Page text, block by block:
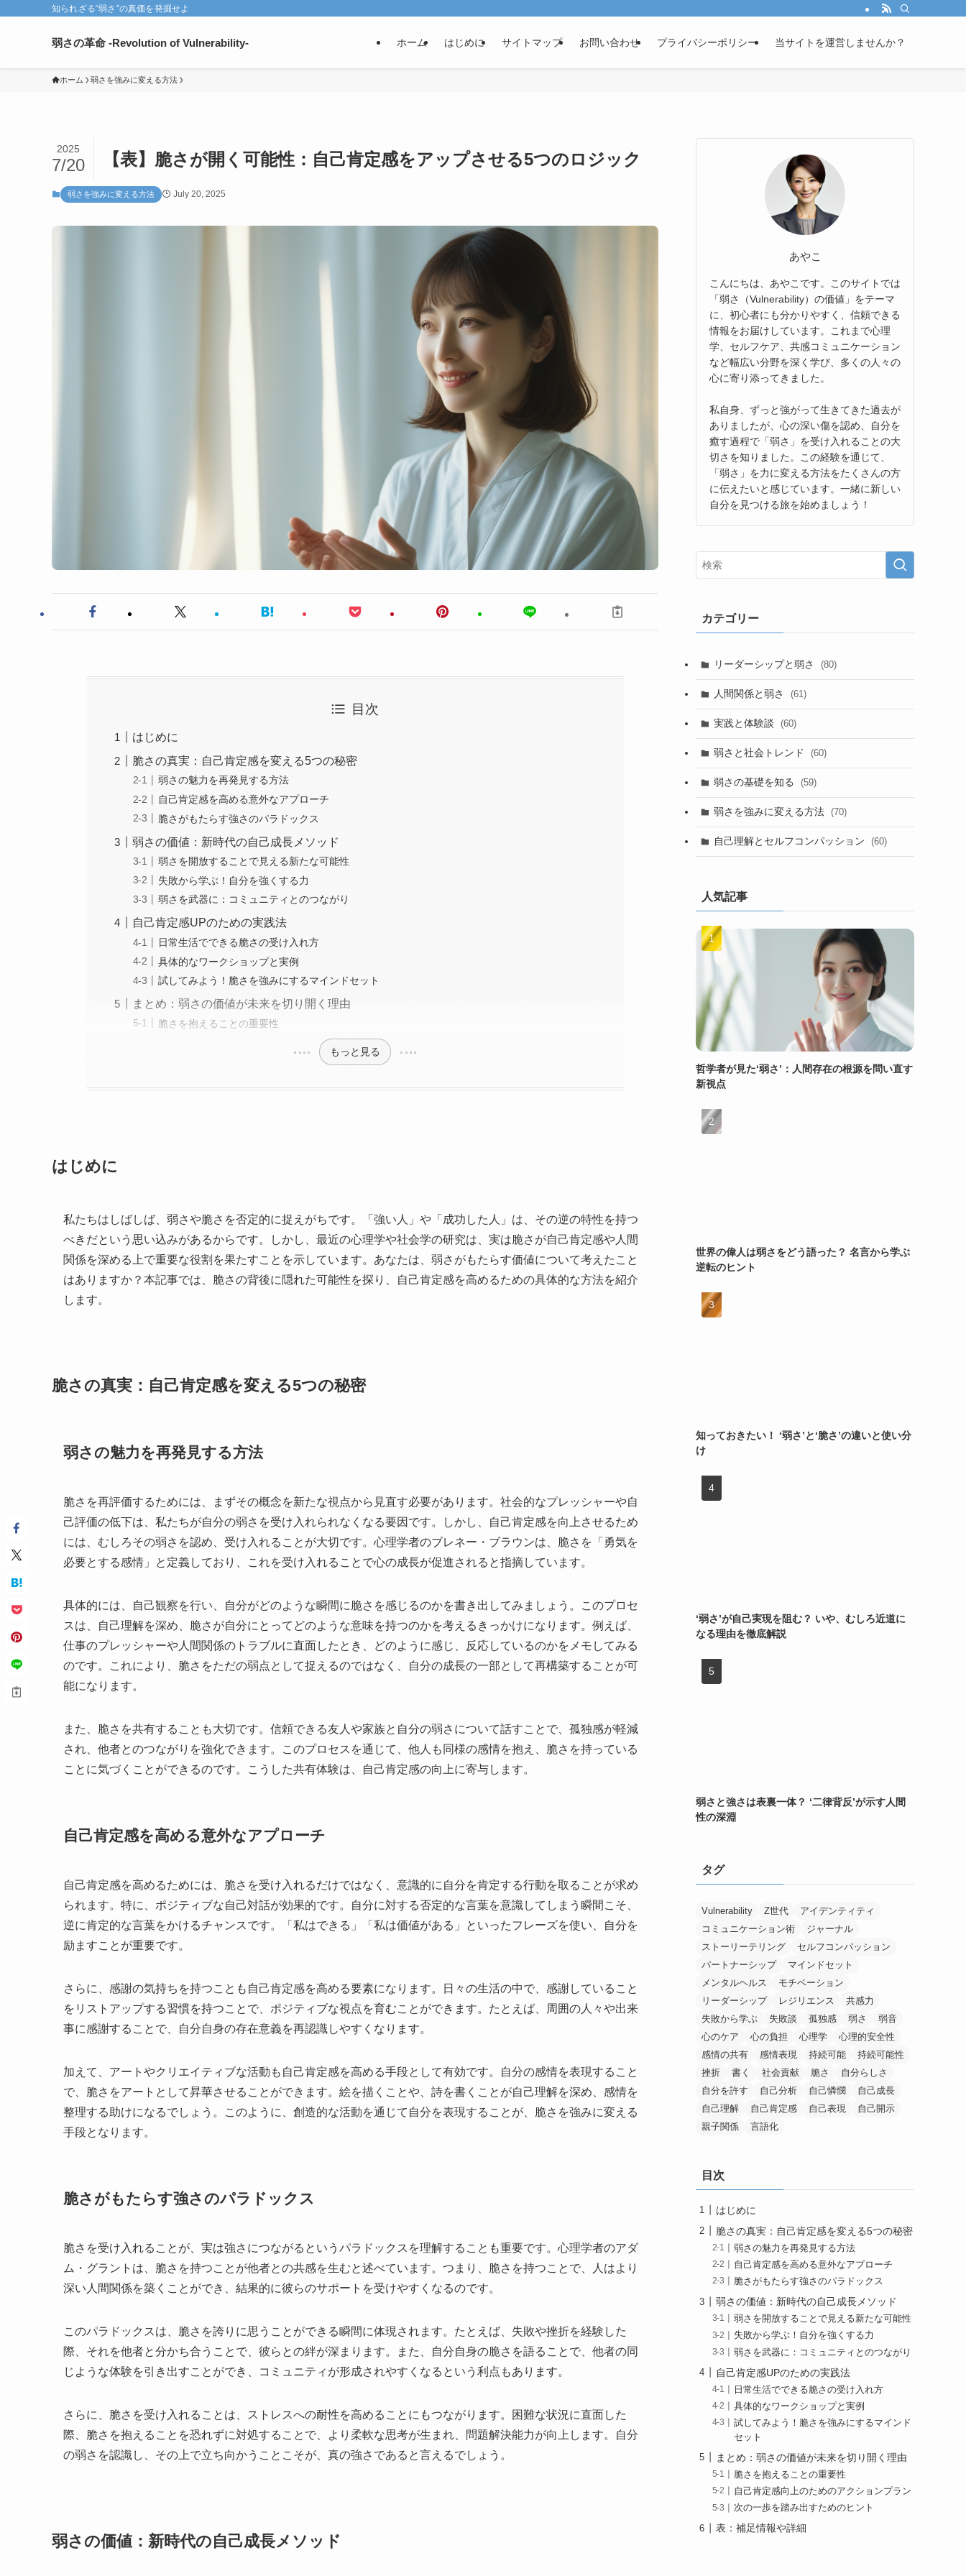
知られざる“弱さ”の真価を発掘せよ
弱さの革命 -Revolution of Vulnerability- ホーム はじめに サイトマップ お問い合わせ プライバシーポリシー 当サイトを運営しませんか？
ホーム 弱さを強みに変える方法
【表】脆さが開く可能性：自己肯定感をアップさせる5つのロジック
2025
7/20
弱さを強みに変える方法 July 20, 2025
目次
はじめに
脆さの真実：自己肯定感を変える5つの秘密
弱さの魅力を再発見する方法
自己肯定感を高める意外なアプローチ
脆さがもたらす強さのパラドックス
弱さの価値：新時代の自己成長メソッド
弱さを開放することで見える新たな可能性
失敗から学ぶ！自分を強くする力
弱さを武器に：コミュニティとのつながり
自己肯定感UPのための実践法
日常生活でできる脆さの受け入れ方
具体的なワークショップと実例
試してみよう！脆さを強みにするマインドセット
まとめ：弱さの価値が未来を切り開く理由
脆さを抱えることの重要性
もっと見る
はじめに
私たちはしばしば、弱さや脆さを否定的に捉えがちです。「強い人」や「成功した人」は、その逆の特性を持つ
べきだという思い込みがあるからです。しかし、最近の心理学や社会学の研究は、実は脆さが自己肯定感や人間
関係を深める上で重要な役割を果たすことを示しています。あなたは、弱さがもたらす価値について考えたこと
はありますか？本記事では、脆さの背後に隠れた可能性を探り、自己肯定感を高めるための具体的な方法を紹介
します。
脆さの真実：自己肯定感を変える5つの秘密
弱さの魅力を再発見する方法
脆さを再評価するためには、まずその概念を新たな視点から見直す必要があります。社会的なプレッシャーや自
己評価の低下は、私たちが自分の弱さを受け入れられなくなる要因です。しかし、自己肯定感を向上させるため
には、むしろその弱さを認め、受け入れることが大切です。心理学者のブレネー・ブラウンは、脆さを「勇気を
必要とする感情」と定義しており、これを受け入れることで心の成長が促進されると指摘しています。
具体的には、自己観察を行い、自分がどのような瞬間に脆さを感じるのかを書き出してみましょう。このプロセ
スは、自己理解を深め、脆さが自分にとってどのような意味を持つのかを考えるきっかけになります。例えば、
仕事のプレッシャーや人間関係のトラブルに直面したとき、どのように感じ、反応しているのかをメモしてみる
のです。これにより、脆さをただの弱点として捉えるのではなく、自分の成長の一部として再構築することが可
能になります。
また、脆さを共有することも大切です。信頼できる友人や家族と自分の弱さについて話すことで、孤独感が軽減
され、他者とのつながりを強化できます。このプロセスを通じて、他人も同様の感情を抱え、脆さを持っている
ことに気づくことができるのです。こうした共有体験は、自己肯定感の向上に寄与します。
自己肯定感を高める意外なアプローチ
自己肯定感を高めるためには、脆さを受け入れるだけではなく、意識的に自分を肯定する行動を取ることが求め
られます。特に、ポジティブな自己対話が効果的です。自分に対する否定的な言葉を意識してしまう瞬間こそ、
逆に肯定的な言葉をかけるチャンスです。「私はできる」「私は価値がある」といったフレーズを使い、自分を
励ますことが重要です。
さらに、感謝の気持ちを持つことも自己肯定感を高める要素になります。日々の生活の中で、感謝していること
をリストアップする習慣を持つことで、ポジティブな視点を育むことができます。たとえば、周囲の人々や出来
事に感謝することで、自分自身の存在意義を再認識しやすくなります。
加えて、アートやクリエイティブな活動も自己肯定感を高める手段として有効です。自分の感情を表現すること
で、脆さをアートとして昇華させることができます。絵を描くことや、詩を書くことが自己理解を深め、感情を
整理する助けになるでしょう。このように、創造的な活動を通じて自分を表現することが、脆さを強みに変える
手段となります。
脆さがもたらす強さのパラドックス
脆さを受け入れることが、実は強さにつながるというパラドックスを理解することも重要です。心理学者のアダ
ム・グラントは、脆さを持つことが他者との共感を生むと述べています。つまり、脆さを持つことで、人はより
深い人間関係を築くことができ、結果的に彼らのサポートを受けやすくなるのです。
このパラドックスは、脆さを誇りに思うことができる瞬間に体現されます。たとえば、失敗や挫折を経験した
際、それを他者と分かち合うことで、彼らとの絆が深まります。また、自分自身の脆さを語ることで、他者の同
じような体験を引き出すことができ、コミュニティが形成されやすくなるという利点もあります。
さらに、脆さを受け入れることは、ストレスへの耐性を高めることにもつながります。困難な状況に直面した
際、脆さを抱えることを恐れずに対処することで、より柔軟な思考が生まれ、問題解決能力が向上します。自分
の弱さを認識し、その上で立ち向かうことこそが、真の強さであると言えるでしょう。
弱さの価値：新時代の自己成長メソッド
あやこ
こんにちは、あやこです。このサイトでは
「弱さ（Vulnerability）の価値」をテーマ
に、初心者にも分かりやすく、信頼できる
情報をお届けしています。これまで心理
学、セルフケア、共感コミュニケーション
など幅広い分野を深く学び、多くの人々の
心に寄り添ってきました。
私自身、ずっと強がって生きてきた過去が
ありましたが、心の深い傷を認め、自分を
癒す過程で「弱さ」を受け入れることの大
切さを知りました。この経験を通じて、
「弱さ」を力に変える方法をたくさんの方
に伝えたいと感じています。一緒に新しい
自分を見つける旅を始めましょう！
カテゴリー
リーダーシップと弱さ (80)
人間関係と弱さ (61)
実践と体験談 (60)
弱さと社会トレンド (60)
弱さの基礎を知る (59)
弱さを強みに変える方法 (70)
自己理解とセルフコンパッション (60)
人気記事
哲学者が見た‘弱さ’：人間存在の根源を問い直す
新視点
世界の偉人は弱さをどう語った？ 名言から学ぶ
逆転のヒント
知っておきたい！ ‘弱さ’と‘脆さ’の違いと使い分
け
‘弱さ’が自己実現を阻む？ いや、むしろ近道に
なる理由を徹底解説
弱さと強さは表裏一体？ ‘二律背反’が示す人間
性の深淵
タグ
Vulnerability Z世代
アイデンティティ
コミュニケーション術
ジャーナル
ストーリーテリング
セルフコンパッション
パートナーシップ
マインドセット
メンタルヘルス
モチベーション
リーダーシップ
レジリエンス
共感力
失敗から学ぶ
失敗談 孤独感 弱さ
弱音
心のケア
心の負担 心理学
心理的安全性
感情の共有
感情表現 持続可能
持続可能性
挫折
書く 社会貢献 脆さ
自分らしさ
自分を許す
自己分析 自己憐憫
自己成長
自己理解
自己肯定感 自己表現
自己開示
親子関係
言語化
目次
はじめに
脆さの真実：自己肯定感を変える5つの秘密
弱さの魅力を再発見する方法
自己肯定感を高める意外なアプローチ
脆さがもたらす強さのパラドックス
弱さの価値：新時代の自己成長メソッド
弱さを開放することで見える新たな可能性
失敗から学ぶ！自分を強くする力
弱さを武器に：コミュニティとのつながり
自己肯定感UPのための実践法
日常生活でできる脆さの受け入れ方
具体的なワークショップと実例
試してみよう！脆さを強みにするマインド
セット
まとめ：弱さの価値が未来を切り開く理由
脆さを抱えることの重要性
自己肯定感向上のためのアクションプラン
次の一歩を踏み出すためのヒント
表：補足情報や詳細